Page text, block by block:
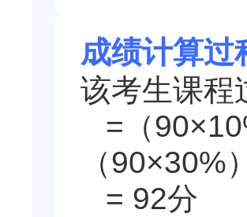
成绩计算过
该考生课程
=（
（
= 92分